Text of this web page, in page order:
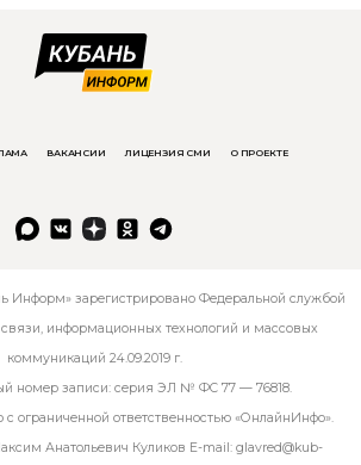
ВАКАНСИИ ЛИЦЕНЗИЯ СМИ О ПРОЕКТЕ
Информ» зарегистрировано Федеральной службой
информационных технологий и массовых
коммуникаций 24.09.2019 г.
номер записи: серия ЭЛ № ФС 77 — 76818.
ограниченной ответственностью «ОнлайнИнфо».
Анатольевич Куликов E-mail: glavred@kub-